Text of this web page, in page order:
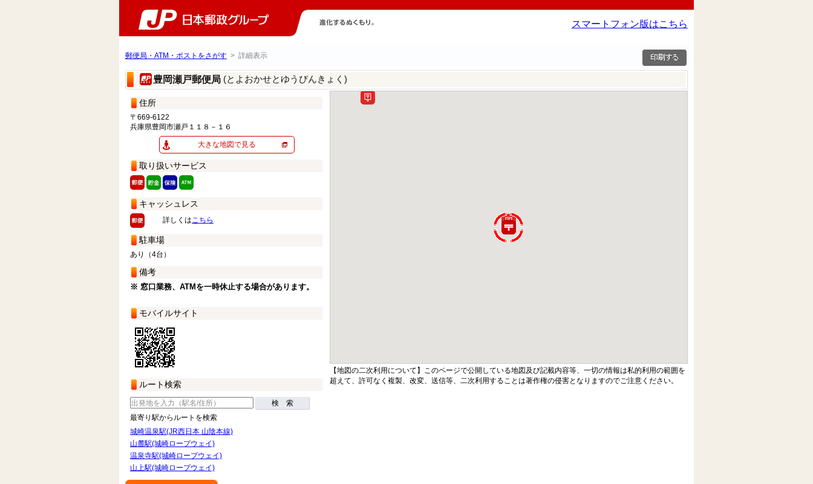
スマートフォン版はこちら
郵便局・ATM・ポストをさがす > 詳細表示
豊岡瀬戸郵便局 (とよおかせとゆうびんきょく)
住所
〒669-6122
兵庫県豊岡市瀬戸１１８－１６
大きな地図で見る
取り扱いサービス
キャッシュレス
詳しくはこちら
駐車場
あり（4台）
備考
※ 窓口業務、ATMを一時休止する場合があります。
モバイルサイト
ルート検索
検 索
最寄り駅からルートを検索
城崎温泉駅(JR西日本 山陰本線)
山麓駅(城崎ロープウェイ)
温泉寺駅(城崎ロープウェイ)
山上駅(城崎ロープウェイ)
【地図の二次利用について】このページで公開している地図及び記載内容等、一切の情報は私的利用の範囲を
超えて、許可なく複製、改変、送信等、二次利用することは著作権の侵害となりますのでご注意ください。